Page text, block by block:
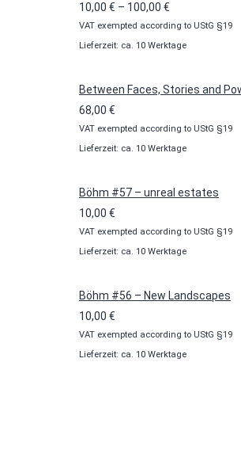
10,00 € – 100,00 €
10,00 €
bis
VAT exempted according to UStG §19
Lieferzeit: ca. 10 Werktage
Between Faces, Stories and
68,00 €
VAT exempted according to UStG §19
Lieferzeit: ca. 10 Werktage
Böhm #57 – unreal estates
10,00 €
VAT exempted according to UStG §19
Lieferzeit: ca. 10 Werktage
Böhm #56 – New Landscapes
10,00 €
VAT exempted according to UStG §19
Lieferzeit: ca. 10 Werktage